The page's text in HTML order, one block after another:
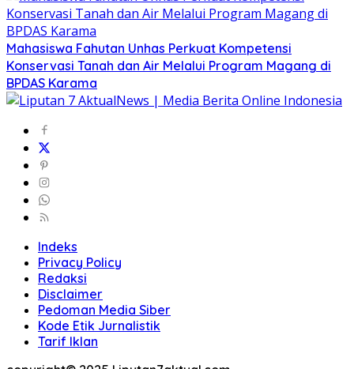
Mahasiswa Fahutan Unhas Perkuat Kompetensi
Konservasi Tanah dan Air Melalui Program Magang di
BPDAS Karama
Indeks
Privacy Policy
Redaksi
Disclaimer
Pedoman Media Siber
Kode Etik Jurnalistik
Tarif Iklan